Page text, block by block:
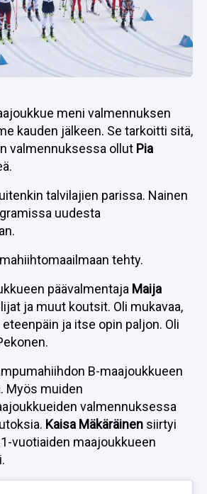
meni valmennuksen
kauden jälkeen. Se tarkoitti sitä,
valmennuksessa ollut Pia
talvilajien parissa. Nainen
uudesta
tehty.
päävalmentaja Maija
ja muut koutsit. Oli mukavaa,
ja itse opin paljon. Oli
B-maajoukkueen
Myös muiden
valmennuksessa
Kaisa Mäkäräinen siirtyi
vuotiaiden maajoukkueen